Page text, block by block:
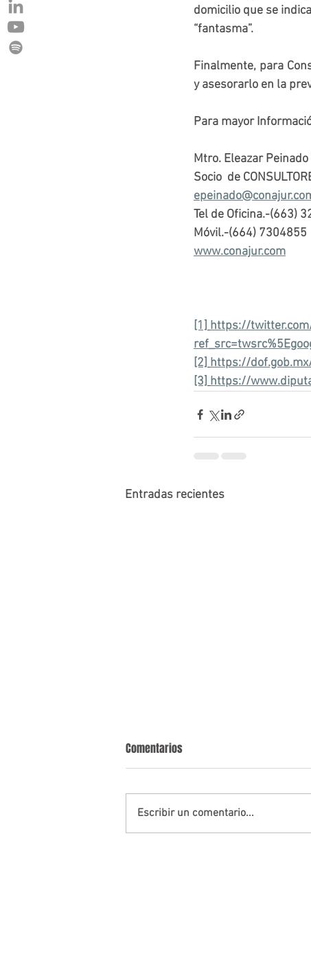
domicilio que se
“fantasma”.
Finalmente, para
y asesorarlo en la
Para mayor
Mtro. Eleazar
Socio  de
Tel de Oficina.-(663)
Móvil.-(664) 7304855
www.conajur.com
[1] https://
[2] https://
[3] https://
Entradas recientes
Comentarios
Escribir un comentario...